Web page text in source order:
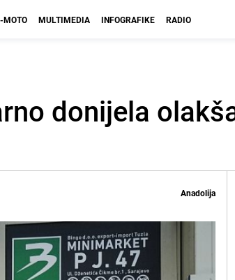
MOTO MULTIMEDIA INFOGRAFIKE RADIO
donijela
Anadolija